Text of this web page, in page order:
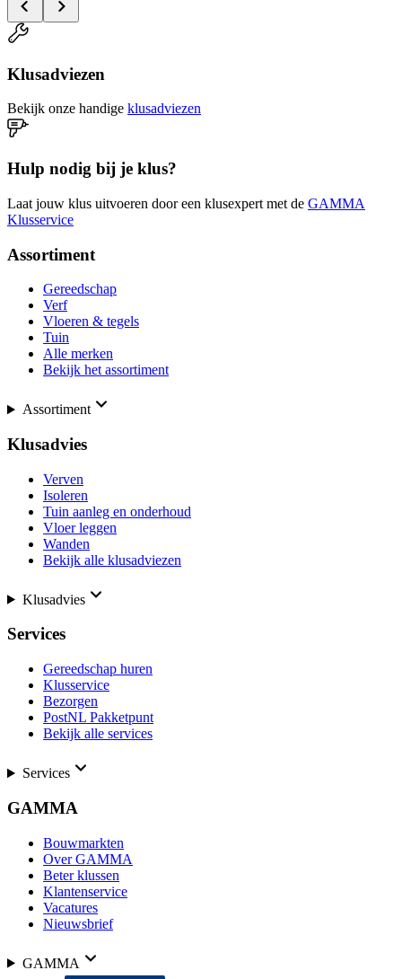
Klusadviezen
Bekijk onze handige klusadviezen
Hulp nodig bij je klus?
Laat jouw klus uitvoeren door een klusexpert met de GAMMA
Klusservice
Assortiment
Gereedschap
Verf
Vloeren & tegels
Tuin
Alle merken
Bekijk het assortiment
Assortiment
Klusadvies
Verven
Isoleren
Tuin aanleg en onderhoud
Vloer leggen
Wanden
Bekijk alle klusadviezen
Klusadvies
Services
Gereedschap huren
Klusservice
Bezorgen
PostNL Pakketpunt
Bekijk alle services
Services
GAMMA
Bouwmarkten
Over GAMMA
Beter klussen
Klantenservice
Vacatures
Nieuwsbrief
GAMMA